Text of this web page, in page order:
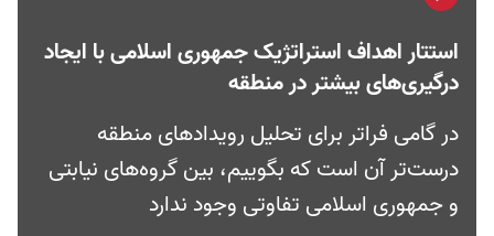
استتار اهداف استراتژیک جمهوری اسلامی با ایجاد
درگیری‌های بیشتر در منطقه
در گامی فراتر برای تحلیل رویدادهای منطقه
درست‌تر آن است که بگوییم، بین گروه‌های نیابتی
و جمهوری اسلامی تفاوتی وجود ندارد